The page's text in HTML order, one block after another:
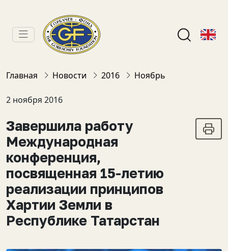
Главная Новости 2016 Ноябрь
2 ноября 2016
Завершила работу
Международная
конференция,
посвященная 15-летию
реализации принципов
Хартии Земли в
Республике Татарстан